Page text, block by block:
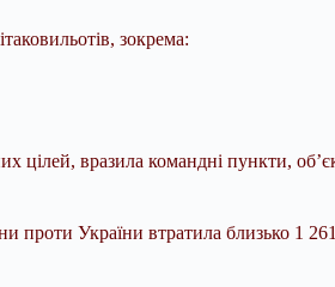
зокрема:
вразила командні пункти,
України втратила близько 1